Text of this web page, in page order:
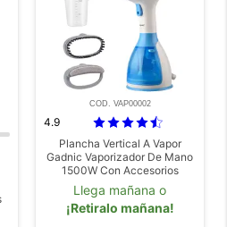
COD. VAP00002
4.9
Plancha Vertical A Vapor
Gadnic Vaporizador De Mano
1500W Con Accesorios
Llega mañana o
¡Retiralo mañana!